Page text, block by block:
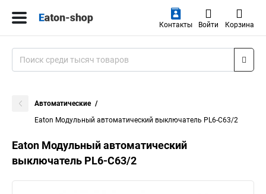
Контакты Войти Корзина
Автоматические
Eaton Модульный автоматический выключатель PL6-C63/2
Eaton Модульный автоматический
выключатель PL6-C63/2